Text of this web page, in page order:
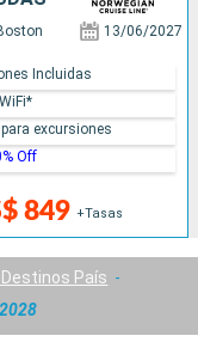
13/06/2027
849 +Tasas
Incluidas
excursiones
Off
País